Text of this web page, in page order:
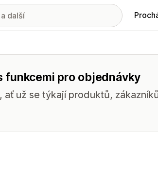
funkcemi pro objednávky
už se týkají produktů,